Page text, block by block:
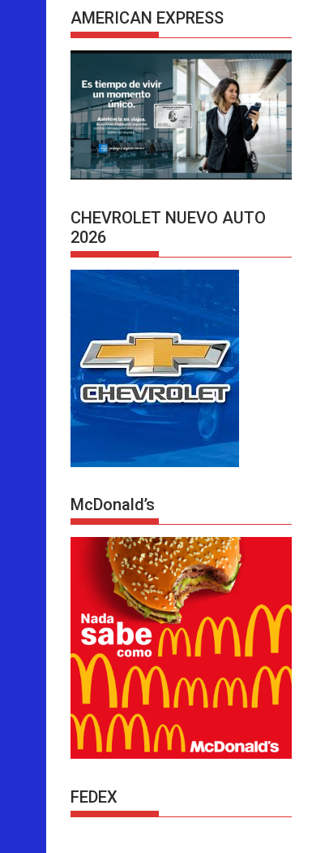
AMERICAN EXPRESS
CHEVROLET NUEVO AUTO
2026
McDonald’s
FEDEX